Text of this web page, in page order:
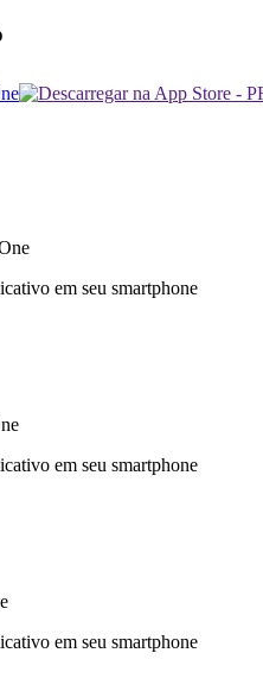
em seu smartphone
em seu smartphone
em seu smartphone